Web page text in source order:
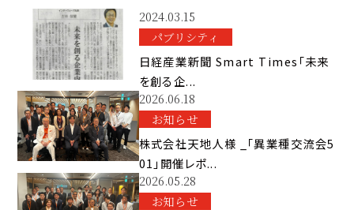
2024.03.15
パブリシティ
日経産業新聞 Smart Times「未来
を創る企...
2026.06.18
お知らせ
株式会社天地人様 _「異業種交流会5
01」開催レポ...
2026.05.28
お知らせ